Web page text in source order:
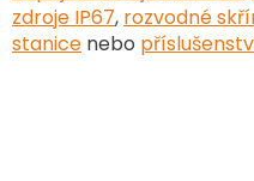
zdroje IP67, rozvodné
stanice nebo